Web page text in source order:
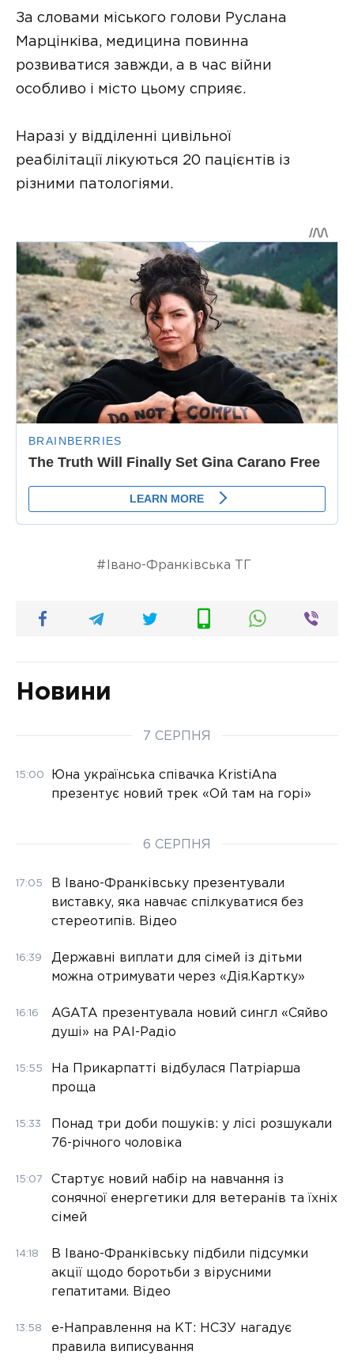
За словами міського голови Руслана
Марцінківа, медицина повинна
розвиватися завжди, а в час війни
особливо і місто цьому сприяє.
Наразі у відділенні цивільної
реабілітації лікуються 20 пацієнтів із
різними патологіями.
Івано-Франківська ТГ
Новини
7 СЕРПНЯ
15:00
Юна українська співачка KristiAna
презентує новий трек «Ой там на горі»
6 СЕРПНЯ
17:05
В Івано-Франківську презентували
виставку, яка навчає спілкуватися без
стереотипів. Відео
16:39
Державні виплати для сімей із дітьми
можна отримувати через «Дія.Картку»
16:16
AGATA презентувала новий сингл «Сяйво
душі» на РАІ-Радіо
15:55
На Прикарпатті відбулася Патріарша
проща
15:33
Понад три доби пошуків: у лісі розшукали
76-річного чоловіка
15:07
Стартує новий набір на навчання із
сонячної енергетики для ветеранів та їхніх
сімей
14:18
В Івано-Франківську підбили підсумки
акції щодо боротьби з вірусними
гепатитами. Відео
13:58
е-Направлення на КТ: НСЗУ нагадує
правила виписування